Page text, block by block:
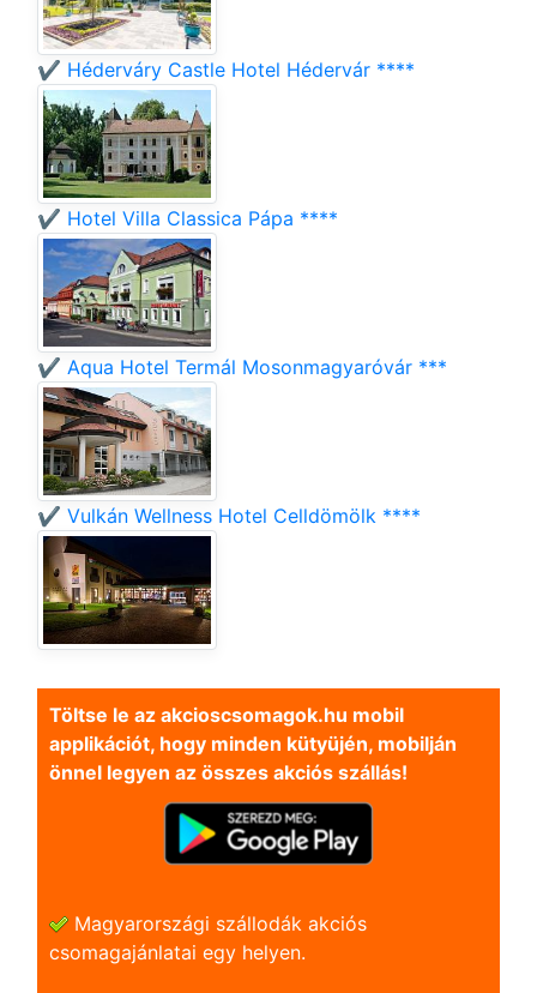
✔️ Héderváry Castle Hotel Hédervár ****
✔️ Hotel Villa Classica Pápa ****
✔️ Aqua Hotel Termál Mosonmagyaróvár ***
✔️ Vulkán Wellness Hotel Celldömölk ****
Töltse le az akcioscsomagok.hu mobil
applikációt, hogy minden kütyüjén, mobilján
önnel legyen az összes akciós szállás!
Magyarországi szállodák akciós
csomagajánlatai egy helyen.